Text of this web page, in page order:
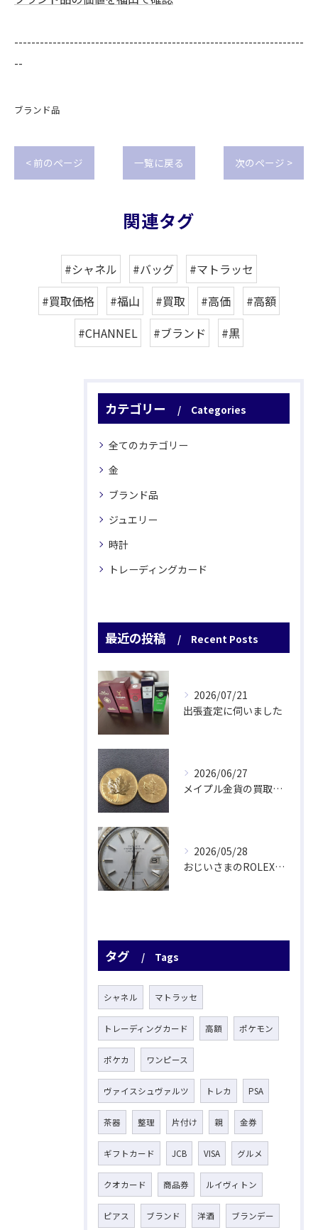
--------------------------------------------------------------------
--
ブランド品
< 前のページ 一覧に戻る 次のページ >
関連タグ
#シャネル #バッグ
#マトラッセ
#買取価格
#福山 #買取 #高価
#高額
#CHANNEL
#ブランド #黒
カテゴリー Categories
全てのカテゴリー
金
ブランド品
ジュエリー
時計
トレーディングカード
最近の投稿 Recent Posts
2026/07/21
出張査定に伺いました
2026/06/27
メイプル金貨の買取をさせていただきました
2026/05/28
おじいさまのROLEX驚愕査定！
タグ Tags
シャネル マトラッセ
トレーディングカード 高額 ポケモン
ポケカ ワンピース
ヴァイスシュヴァルツ トレカ PSA
茶器 整理 片付け 親 金券
ギフトカード JCB VISA グルメ
クオカード 商品券 ルイヴィトン
ピアス ブランド 洋酒 ブランデー